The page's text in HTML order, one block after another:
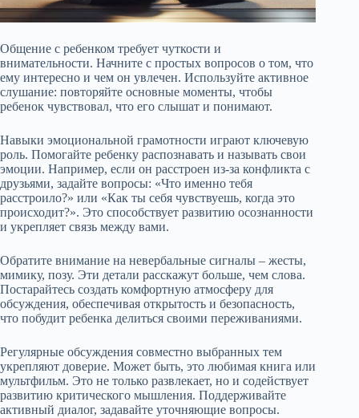
Общение с ребенком требует чуткости и
внимательности. Начните с простых вопросов о том, что
ему интересно и чем он увлечен. Используйте активное
слушание: повторяйте основные моменты, чтобы
ребенок чувствовал, что его слышат и понимают.
Навыки эмоциональной грамотности играют ключевую
роль. Помогайте ребенку распознавать и называть свои
эмоции. Например, если он расстроен из-за конфликта с
друзьями, задайте вопросы: «Что именно тебя
расстроило?» или «Как ты себя чувствуешь, когда это
происходит?». Это способствует развитию осознанности
и укрепляет связь между вами.
Обратите внимание на невербальные сигналы – жесты,
мимику, позу. Эти детали расскажут больше, чем слова.
Постарайтесь создать комфортную атмосферу для
обсуждения, обеспечивая открытость и безопасность,
что побудит ребенка делиться своими переживаниями.
Регулярные обсуждения совместно выбранных тем
укрепляют доверие. Может быть, это любимая книга или
мультфильм. Это не только развлекает, но и содействует
развитию критического мышления. Поддерживайте
активный диалог, задавайте уточняющие вопросы.